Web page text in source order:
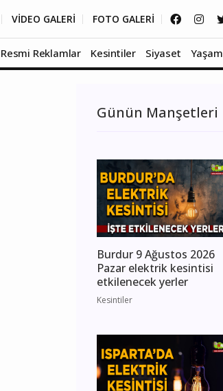
VİDEO GALERİ FOTO GALERİ
Resmi Reklamlar Kesintiler Siyaset Yaşam
Günün Manşetleri
Burdur 9 Ağustos 2026
Pazar elektrik kesintisi
etkilenecek yerler
Kesintiler